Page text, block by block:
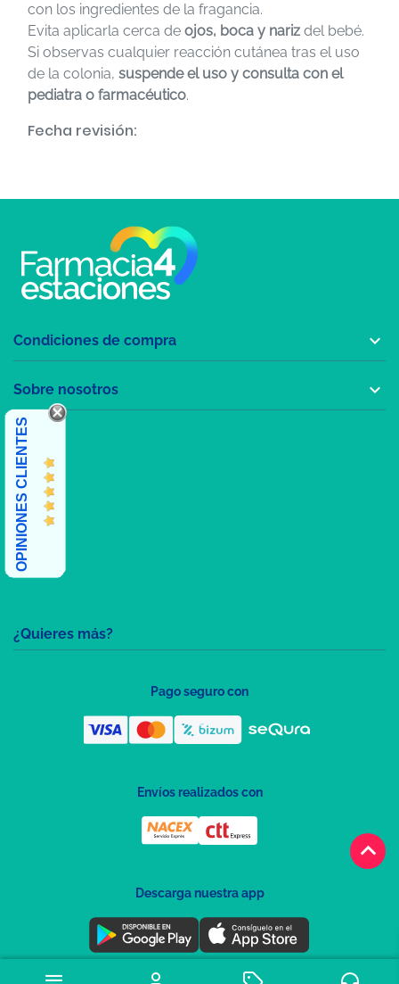
con los ingredientes de la fragancia.
Evita aplicarla cerca de ojos, boca y nariz del bebé.
Si observas cualquier reacción cutánea tras el uso
de la colonia, suspende el uso y consulta con el
pediatra o farmacéutico.
Fecha revisión:
keyboard_arrow_up
¿Quieres más?
Condiciones de compra 
Sobre nosotros 
OPINIONES CLIENTES
Pago seguro con
Envíos realizados con
Descarga nuestra app